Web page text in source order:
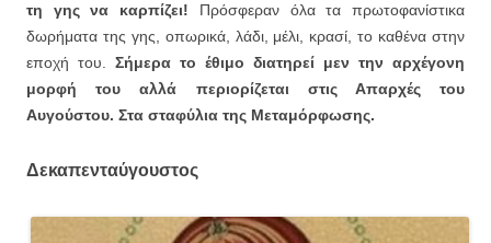
τη γης να καρπίζει! Πρόσφεραν όλα τα πρωτοφανίστικα
δωρήματα της γης, οπωρικά, λάδι, μέλι, κρασί, το καθένα στην
εποχή του. Σήμερα το έθιμο διατηρεί μεν την αρχέγονη
μορφή του αλλά περιορίζεται στις Απαρχές του
Αυγούστου. Στα σταφύλια της Μεταμόρφωσης.
Δεκαπενταύγουστος